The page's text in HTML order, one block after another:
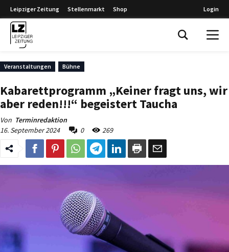
Leipziger Zeitung Stellenmarkt Shop Login
Veranstaltungen Bühne
Kabarettprogramm „Keiner fragt uns, wir
aber reden!!!“ begeistert Taucha
Von Terminredaktion
16. September 2024
0 269